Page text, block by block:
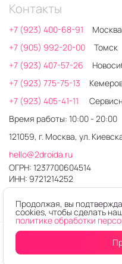
Контакты
+7 (923) 400-68-91
Москва
+7 (905) 992-20-00
Томск
+7 (923) 407-57-26
+7 (923) 775-75-13
+7 (923) 405-41-11
Время работы: 10:00 - 20:00
121059, г. Москва, ул.
hello@2droida.ru
ОГРН: 1237700604514
ИНН: 9721214252
© 2026. Любое
Интернет-магазин
Продолжая, вы
cookies, чтобы сделать
политике обработки